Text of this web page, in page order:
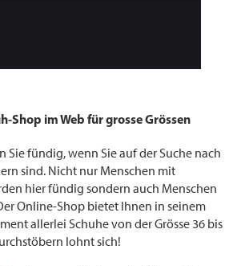
Shop im Web für grosse Grössen
Sie fündig, wenn Sie auf der Suche nach
sind. Nicht nur Menschen mit
hier fündig sondern auch Menschen
Online-Shop bietet Ihnen in seinem
allerlei Schuhe von der Grösse 36 bis
lohnt sich!